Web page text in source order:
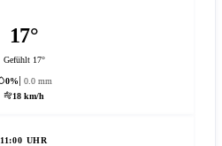
17°
Gefühlt 17°
0%
0.0 mm
18 km/h
11:00 UHR